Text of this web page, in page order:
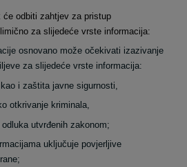
će odbiti zahtjev za pristup
za slijedeće vrste informacija:
osnovano može očekivati izazivanje
za slijedeće vrste informacija:
i zaštita javne sigurnosti,
otkrivanje kriminala,
utvrđenih zakonom;
uključuje povjerljive